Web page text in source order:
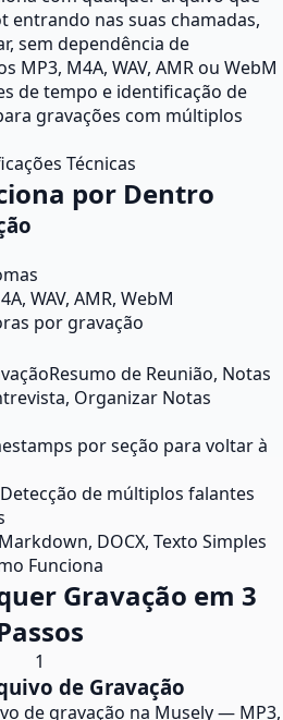
entrando nas suas chamadas,
sem dependência de
MP3, M4A, WAV, AMR ou WebM
de tempo e identificação de
gravações com múltiplos
Técnicas
por Dentro
WAV, AMR, WebM
por gravação
Resumo de Reunião, Notas
Organizar Notas
por seção para voltar à
Detecção de múltiplos falantes
Markdown, DOCX, Texto Simples
Funciona
Gravação em 3
1
de Gravação
de gravação na Musely — MP3,